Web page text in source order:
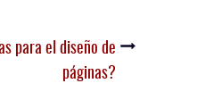
para el diseño de
páginas?